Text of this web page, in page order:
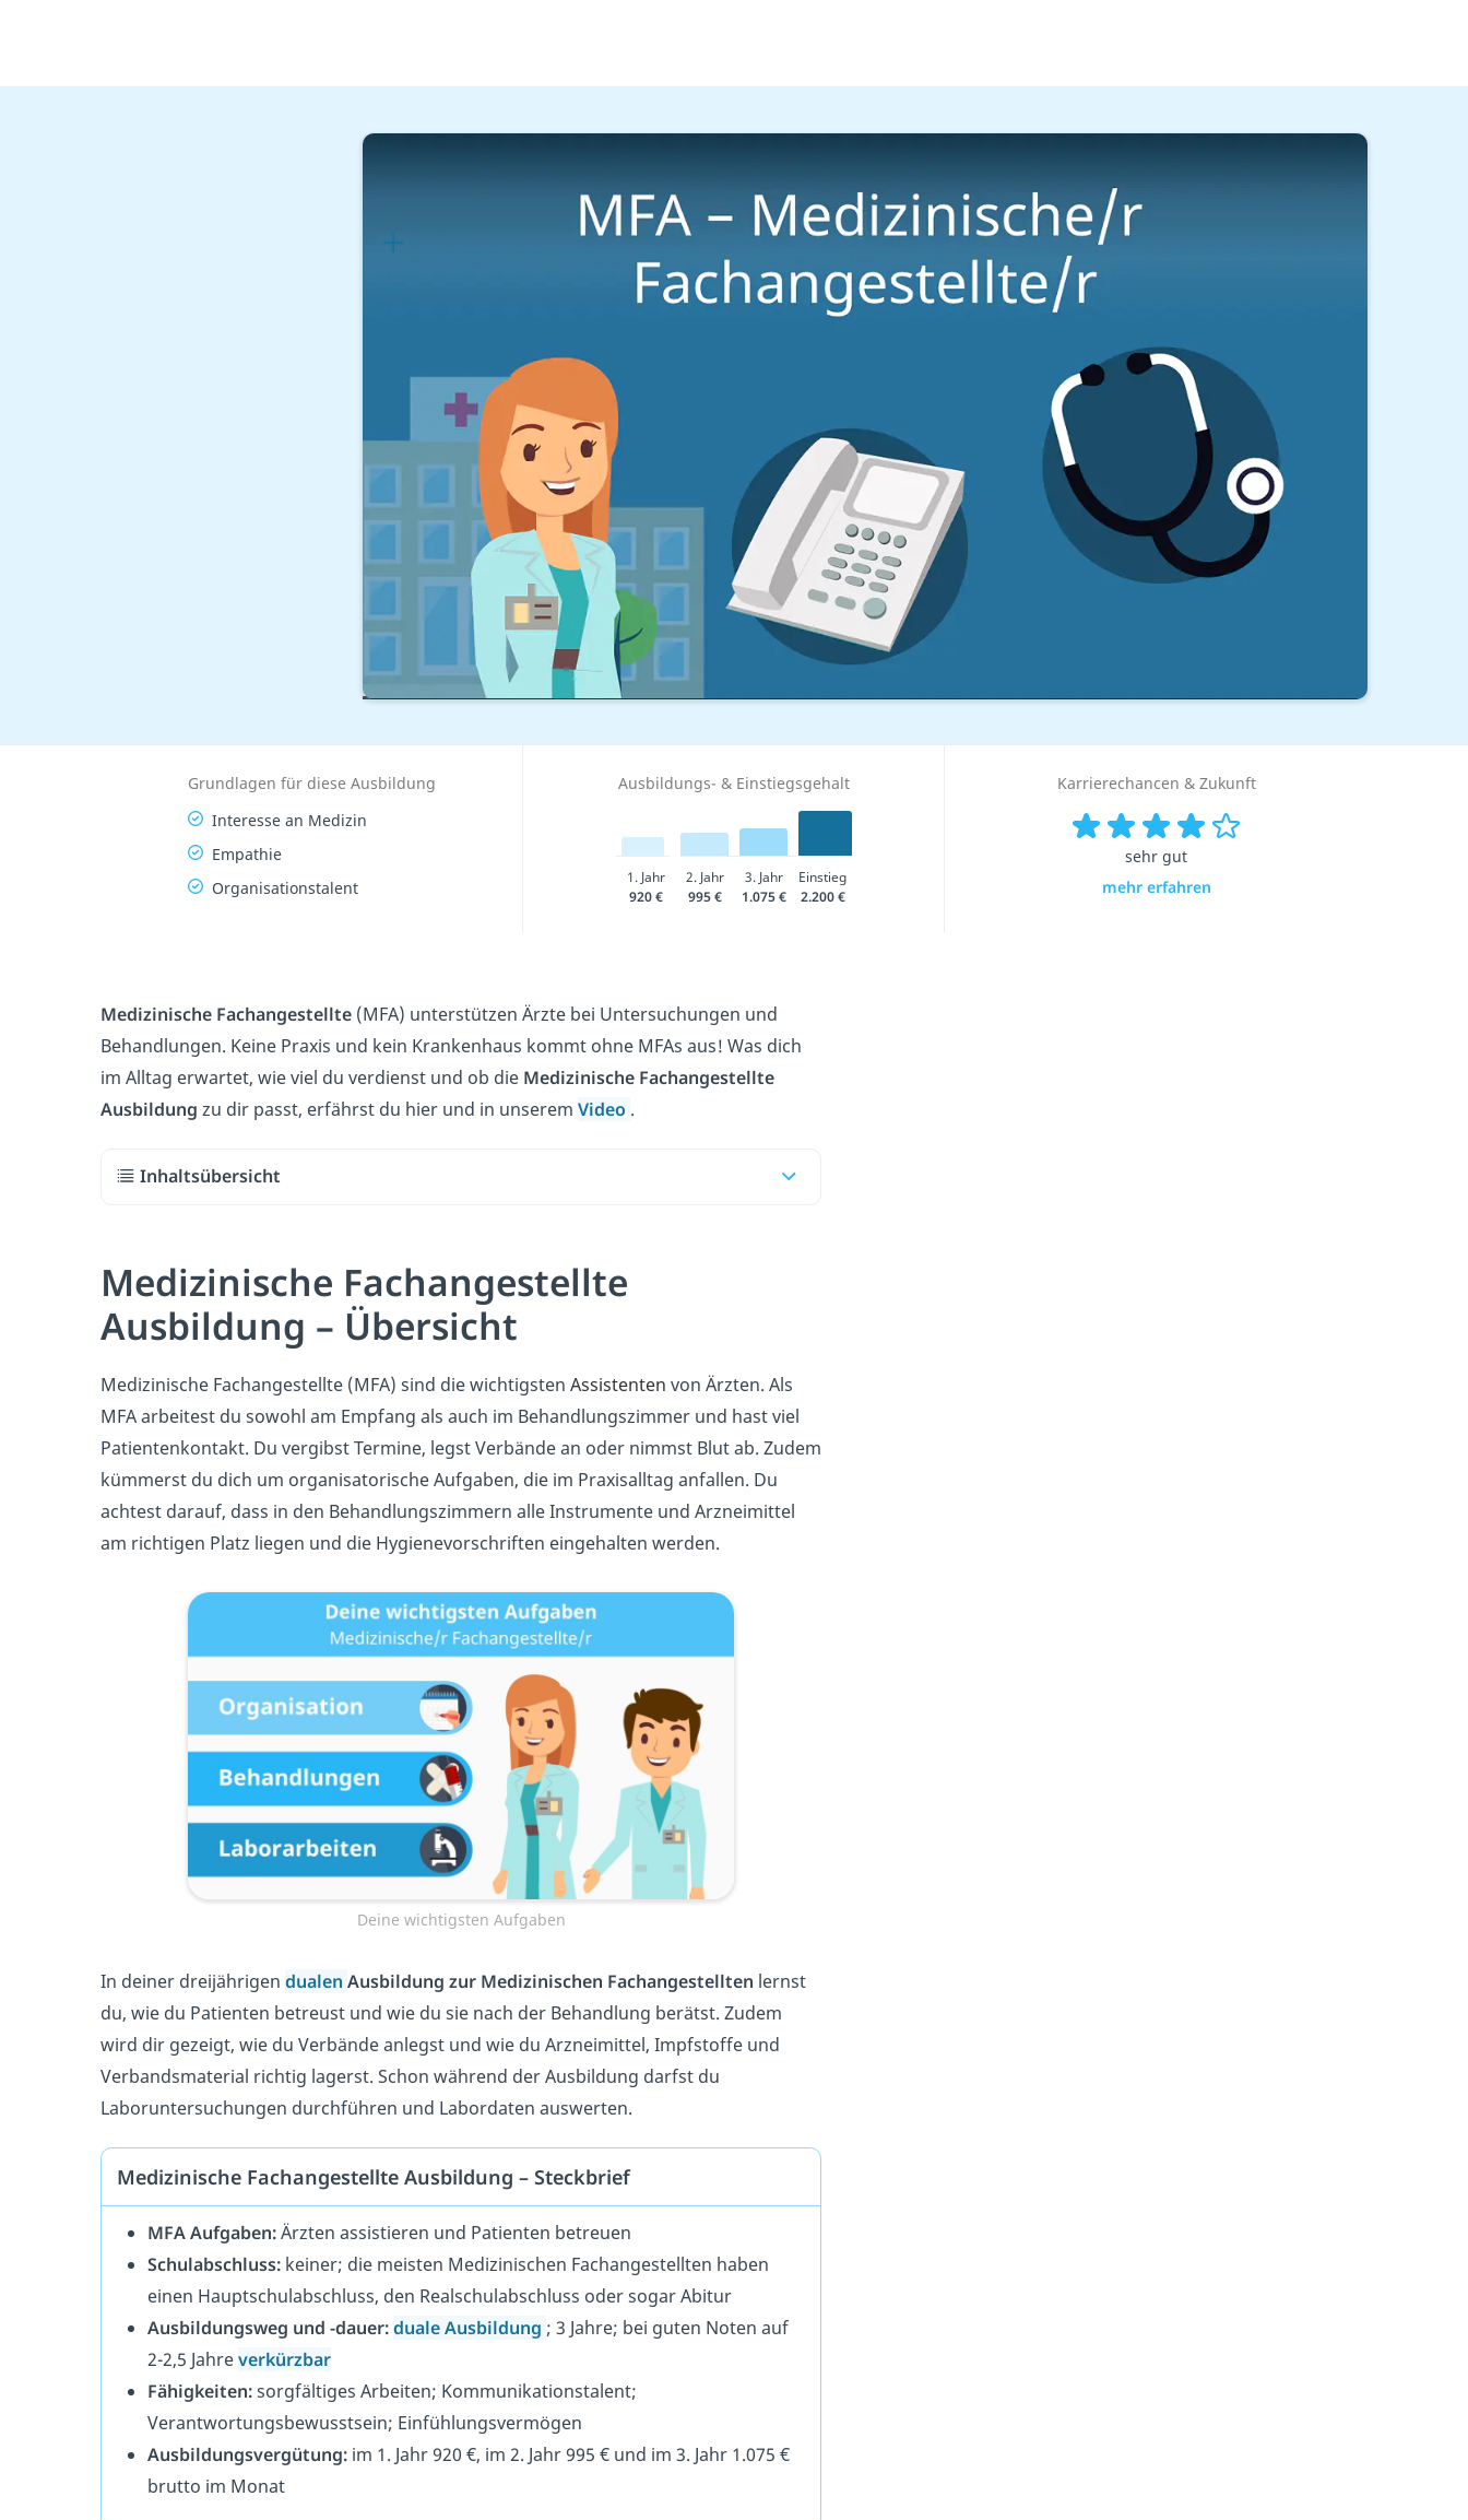
Soziale Berufe
Medizinische Fachangestellte Ausbildung
Übersicht MFA Gehalt Arzthelferin Gehalt
Grundlagen für diese Ausbildung
Interesse an Medizin
Empathie
Organisationstalent
Ausbildungs- & Einstiegsgehalt
1. Jahr 2. Jahr 3. Jahr
Einstieg
920 €
995 € 1.075 € 2.200 €
Karrierechancen & Zukunft
sehr gut
mehr erfahren
Medizinische Fachangestellte (MFA) unterstützen Ärzte bei Untersuchungen und
Behandlungen. Keine Praxis und kein Krankenhaus kommt ohne MFAs aus! Was dich
im Alltag erwartet, wie viel du verdienst und ob die Medizinische Fachangestellte
Ausbildung zu dir passt, erfährst du hier und in unserem Video .
Inhaltsübersicht
Medizinische Fachangestellte
Ausbildung – Übersicht
Medizinische Fachangestellte (MFA) sind die wichtigsten Assistenten von Ärzten. Als
MFA arbeitest du sowohl am Empfang als auch im Behandlungszimmer und hast viel
Patientenkontakt. Du vergibst Termine, legst Verbände an oder nimmst Blut ab. Zudem
kümmerst du dich um organisatorische Aufgaben, die im Praxisalltag anfallen. Du
achtest darauf, dass in den Behandlungszimmern alle Instrumente und Arzneimittel
am richtigen Platz liegen und die Hygienevorschriften eingehalten werden.
Deine wichtigsten Aufgaben
In deiner dreijährigen dualen Ausbildung zur Medizinischen Fachangestellten lernst
du, wie du Patienten betreust und wie du sie nach der Behandlung berätst. Zudem
wird dir gezeigt, wie du Verbände anlegst und wie du Arzneimittel, Impfstoffe und
Verbandsmaterial richtig lagerst. Schon während der Ausbildung darfst du
Laboruntersuchungen durchführen und Labordaten auswerten.
Medizinische Fachangestellte Ausbildung – Steckbrief
MFA Aufgaben:Ärzten assistieren und Patienten betreuen
Schulabschluss: keiner; die meisten Medizinischen Fachangestellten haben
einen Hauptschulabschluss, den Realschulabschluss oder sogar Abitur
Ausbildungsweg und -dauer:duale Ausbildung ; 3 Jahre; bei guten Noten auf
2-2,5 Jahreverkürzbar
Fähigkeiten:sorgfältiges Arbeiten; Kommunikationstalent;
Verantwortungsbewusstsein; Einfühlungsvermögen
Ausbildungsvergütung: im 1. Jahr 920 €, im 2. Jahr 995 € und im 3. Jahr 1.075 €
brutto im Monat